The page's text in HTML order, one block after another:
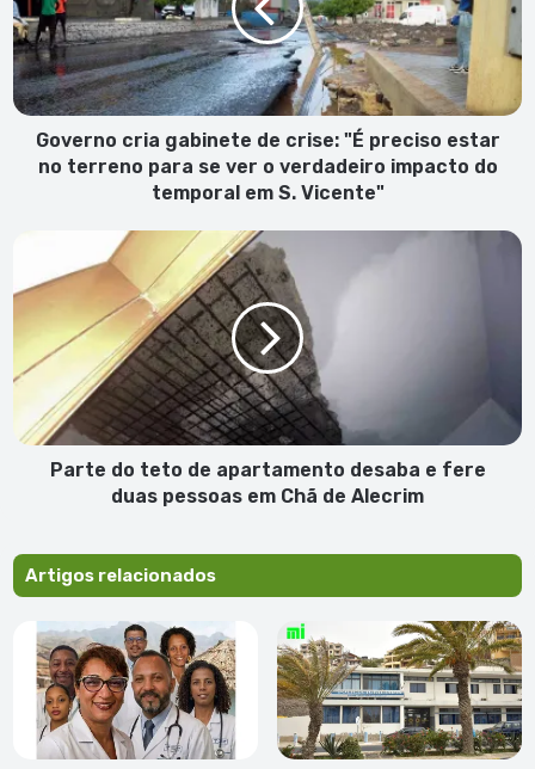
crise:
"É
preciso
estar
no
terreno
para
verdadeiro
impacto
temporal
em
S.
Vicente"
Governo cria gabinete de crise: "É preciso estar
no terreno para se ver o verdadeiro impacto do
temporal em S. Vicente"
teto
apartamento
desaba
fere
duas
pessoas
Alecrim
Parte do teto de apartamento desaba e fere
duas pessoas em Chã de Alecrim
Artigos relacionados